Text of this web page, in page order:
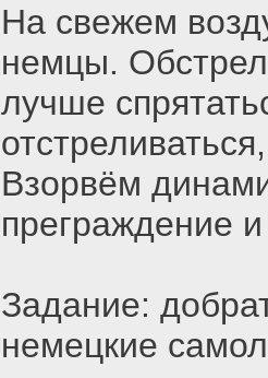
На свежем
немцы.
лучше
Взорвём
преграждение
Задание:
немецкие